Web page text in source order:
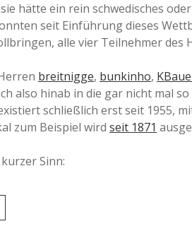
hätte ein rein schwedisches
seit Einführung dieses
alle vier Teilnehmer des
breitnigge, bunkinho,
also hinab in die gar nicht mal
schließlich erst seit 1955,
zum Beispiel wird seit 1871
Sinn: